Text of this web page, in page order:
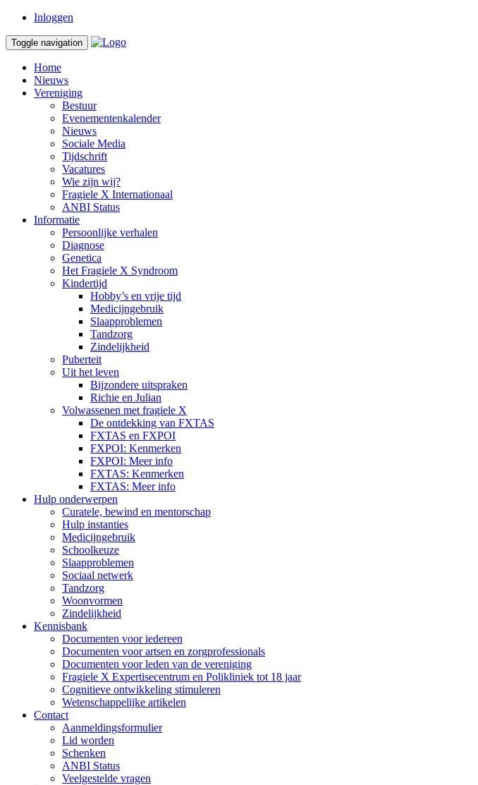
Inloggen
Toggle navigation
Home
Nieuws
Vereniging
Bestuur
Evenementenkalender
Nieuws
Sociale Media
Tijdschrift
Vacatures
Wie zijn wij?
Fragiele X Internationaal
ANBI Status
Informatie
Persoonlijke verhalen
Diagnose
Genetica
Het Fragiele X Syndroom
Kindertijd
Hobby’s en vrije tijd
Medicijngebruik
Slaapproblemen
Tandzorg
Zindelijkheid
Puberteit
Uit het leven
Bijzondere uitspraken
Richie en Julian
Volwassenen met fragiele X
De ontdekking van FXTAS
FXTAS en FXPOI
FXPOI: Kenmerken
FXPOI: Meer info
FXTAS: Kenmerken
FXTAS: Meer info
Hulp onderwerpen
Curatele, bewind en mentorschap
Hulp instanties
Medicijngebruik
Schoolkeuze
Slaapproblemen
Sociaal netwerk
Tandzorg
Woonvormen
Zindelijkheid
Kennisbank
Documenten voor iedereen
Documenten voor artsen en zorgprofessionals
Documenten voor leden van de vereniging
Fragiele X Expertisecentrum en Polikliniek tot 18 jaar
Cognitieve ontwikkeling stimuleren
Wetenschappelijke artikelen
Contact
Aanmeldingsformulier
Lid worden
Schenken
ANBI Status
Veelgestelde vragen